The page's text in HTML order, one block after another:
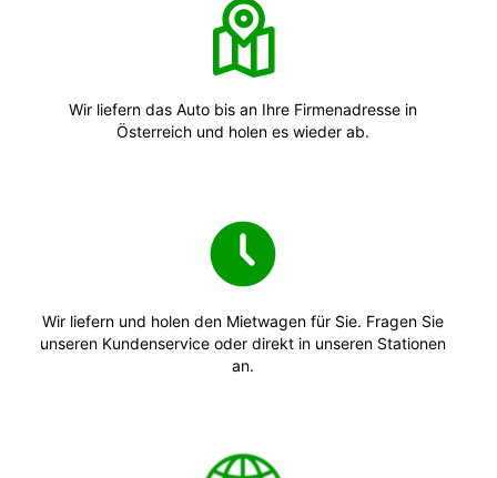
Wir liefern das Auto bis an Ihre Firmenadresse in
Österreich und holen es wieder ab.
Wir liefern und holen den Mietwagen für Sie. Fragen Sie
unseren Kundenservice oder direkt in unseren Stationen
an.